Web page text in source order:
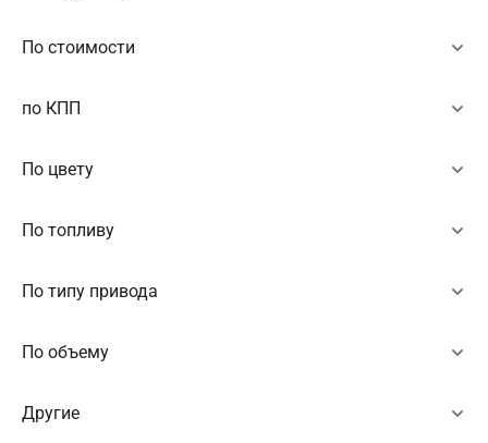
По стоимости
по КПП
По цвету
По топливу
По типу привода
По объему
Другие